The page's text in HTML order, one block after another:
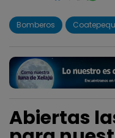
Bomberos
Abiertas